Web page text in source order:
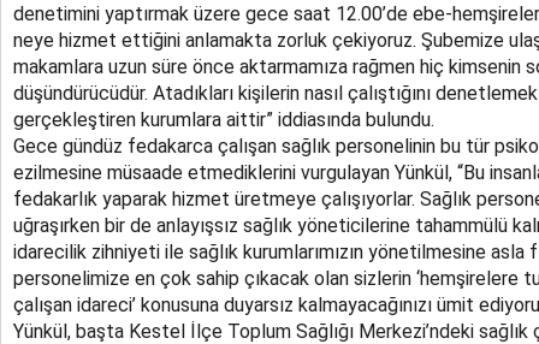
denetimini yaptırmak üzere gece saat 12.00’de ebe-
neye hizmet ettiğini anlamakta zorluk çekiyoruz. Şubemize
makamlara uzun süre önce aktarmamıza rağmen hiç kimsenin
düşündürücüdür. Atadıkları kişilerin nasıl çalıştığını
gerçekleştiren kurumlara aittir” iddiasında bulundu.
Gece gündüz fedakarca çalışan sağlık personelinin bu tür
ezilmesine müsaade etmediklerini vurgulayan Yünkül, “Bu
fedakarlık yaparak hizmet üretmeye çalışıyorlar. Sağlık
uğraşırken bir de anlayışsız sağlık yöneticilerine tahammülü
idarecilik zihniyeti ile sağlık kurumlarımızın yönetilmesine asla
personelimize en çok sahip çıkacak olan sizlerin
çalışan idareci’ konusuna duyarsız kalmayacağınızı ümit
Yünkül, başta Kestel İlçe Toplum Sağlığı Merkezi’ndeki sağlık